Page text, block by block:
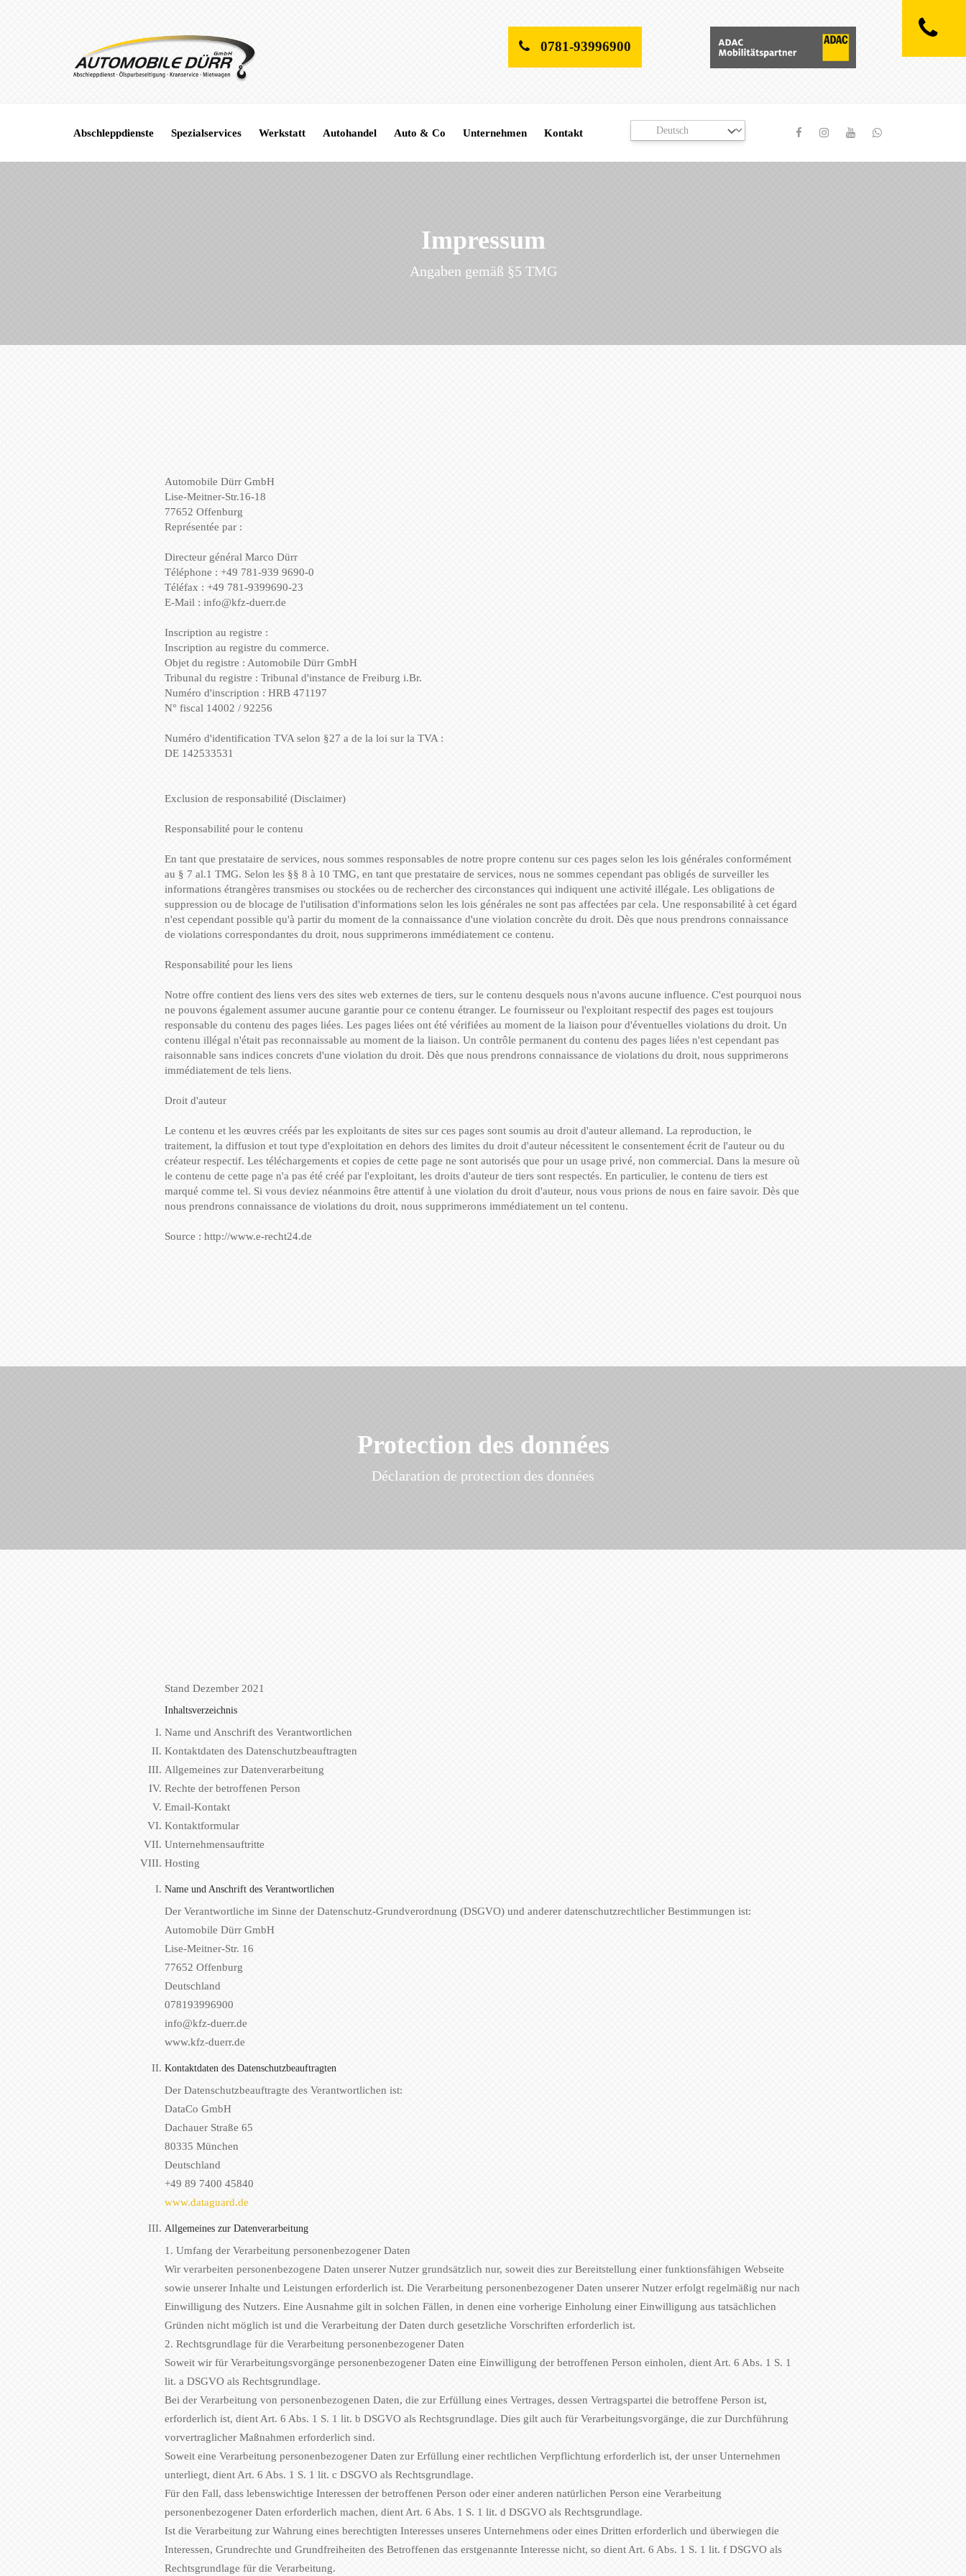
0781-93996900
Abschleppdienste Spezialservices Werkstatt Autohandel Auto & Co Unternehmen Kontakt
Impressum
Angaben gemäß §5 TMG
Automobile Dürr GmbH
Lise-Meitner-Str.16-18
77652 Offenburg
Représentée par :
Directeur général Marco Dürr
Téléphone : +49 781-939 9690-0
Téléfax : +49 781-9399690-23
E-Mail : info@kfz-duerr.de
Inscription au registre :
Inscription au registre du commerce.
Objet du registre : Automobile Dürr GmbH
Tribunal du registre : Tribunal d'instance de Freiburg i.Br.
Numéro d'inscription : HRB 471197
N° fiscal 14002 / 92256
Numéro d'identification TVA selon §27 a de la loi sur la TVA :
DE 142533531
Exclusion de responsabilité (Disclaimer)
Responsabilité pour le contenu
En tant que prestataire de services, nous sommes responsables de notre propre contenu sur ces pages selon les lois générales conformément
au § 7 al.1 TMG. Selon les §§ 8 à 10 TMG, en tant que prestataire de services, nous ne sommes cependant pas obligés de surveiller les
informations étrangères transmises ou stockées ou de rechercher des circonstances qui indiquent une activité illégale. Les obligations de
suppression ou de blocage de l'utilisation d'informations selon les lois générales ne sont pas affectées par cela. Une responsabilité à cet égard
n'est cependant possible qu'à partir du moment de la connaissance d'une violation concrète du droit. Dès que nous prendrons connaissance
de violations correspondantes du droit, nous supprimerons immédiatement ce contenu.
Responsabilité pour les liens
Notre offre contient des liens vers des sites web externes de tiers, sur le contenu desquels nous n'avons aucune influence. C'est pourquoi nous
ne pouvons également assumer aucune garantie pour ce contenu étranger. Le fournisseur ou l'exploitant respectif des pages est toujours
responsable du contenu des pages liées. Les pages liées ont été vérifiées au moment de la liaison pour d'éventuelles violations du droit. Un
contenu illégal n'était pas reconnaissable au moment de la liaison. Un contrôle permanent du contenu des pages liées n'est cependant pas
raisonnable sans indices concrets d'une violation du droit. Dès que nous prendrons connaissance de violations du droit, nous supprimerons
immédiatement de tels liens.
Droit d'auteur
Le contenu et les œuvres créés par les exploitants de sites sur ces pages sont soumis au droit d'auteur allemand. La reproduction, le
traitement, la diffusion et tout type d'exploitation en dehors des limites du droit d'auteur nécessitent le consentement écrit de l'auteur ou du
créateur respectif. Les téléchargements et copies de cette page ne sont autorisés que pour un usage privé, non commercial. Dans la mesure où
le contenu de cette page n'a pas été créé par l'exploitant, les droits d'auteur de tiers sont respectés. En particulier, le contenu de tiers est
marqué comme tel. Si vous deviez néanmoins être attentif à une violation du droit d'auteur, nous vous prions de nous en faire savoir. Dès que
nous prendrons connaissance de violations du droit, nous supprimerons immédiatement un tel contenu.
Source : http://www.e-recht24.de
Protection des données
Déclaration de protection des données
Stand Dezember 2021
Inhaltsverzeichnis
Name und Anschrift des Verantwortlichen
Kontaktdaten des Datenschutzbeauftragten
Allgemeines zur Datenverarbeitung
Rechte der betroffenen Person
Email-Kontakt
Kontaktformular
Unternehmensauftritte
Hosting
Name und Anschrift des Verantwortlichen
Der Verantwortliche im Sinne der Datenschutz-Grundverordnung (DSGVO) und anderer datenschutzrechtlicher Bestimmungen ist:
Automobile Dürr GmbH
Lise-Meitner-Str. 16
77652 Offenburg
Deutschland
078193996900
info@kfz-duerr.de
www.kfz-duerr.de
Kontaktdaten des Datenschutzbeauftragten
Der Datenschutzbeauftragte des Verantwortlichen ist:
DataCo GmbH
Dachauer Straße 65
80335 München
Deutschland
+49 89 7400 45840
www.dataguard.de
Allgemeines zur Datenverarbeitung
1. Umfang der Verarbeitung personenbezogener Daten
Wir verarbeiten personenbezogene Daten unserer Nutzer grundsätzlich nur, soweit dies zur Bereitstellung einer funktionsfähigen Webseite
sowie unserer Inhalte und Leistungen erforderlich ist. Die Verarbeitung personenbezogener Daten unserer Nutzer erfolgt regelmäßig nur nach
Einwilligung des Nutzers. Eine Ausnahme gilt in solchen Fällen, in denen eine vorherige Einholung einer Einwilligung aus tatsächlichen
Gründen nicht möglich ist und die Verarbeitung der Daten durch gesetzliche Vorschriften erforderlich ist.
2. Rechtsgrundlage für die Verarbeitung personenbezogener Daten
Soweit wir für Verarbeitungsvorgänge personenbezogener Daten eine Einwilligung der betroffenen Person einholen, dient Art. 6 Abs. 1 S. 1
lit. a DSGVO als Rechtsgrundlage.
Bei der Verarbeitung von personenbezogenen Daten, die zur Erfüllung eines Vertrages, dessen Vertragspartei die betroffene Person ist,
erforderlich ist, dient Art. 6 Abs. 1 S. 1 lit. b DSGVO als Rechtsgrundlage. Dies gilt auch für Verarbeitungsvorgänge, die zur Durchführung
vorvertraglicher Maßnahmen erforderlich sind.
Soweit eine Verarbeitung personenbezogener Daten zur Erfüllung einer rechtlichen Verpflichtung erforderlich ist, der unser Unternehmen
unterliegt, dient Art. 6 Abs. 1 S. 1 lit. c DSGVO als Rechtsgrundlage.
Für den Fall, dass lebenswichtige Interessen der betroffenen Person oder einer anderen natürlichen Person eine Verarbeitung
personenbezogener Daten erforderlich machen, dient Art. 6 Abs. 1 S. 1 lit. d DSGVO als Rechtsgrundlage.
Ist die Verarbeitung zur Wahrung eines berechtigten Interesses unseres Unternehmens oder eines Dritten erforderlich und überwiegen die
Interessen, Grundrechte und Grundfreiheiten des Betroffenen das erstgenannte Interesse nicht, so dient Art. 6 Abs. 1 S. 1 lit. f DSGVO als
Rechtsgrundlage für die Verarbeitung.